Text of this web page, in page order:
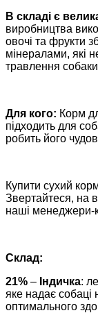
В складі є
виробництва
овочі та фрукти
мінералами, які
травлення
Для кого: Корм
підходить для
робить його
Купити сухий
Звертайтеся, на
наші менеджери-
Склад:
21% – Індичка:
яке надає собаці
оптимального